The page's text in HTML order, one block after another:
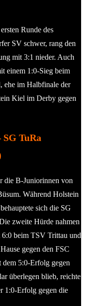
Runde des
SV schwer, rang den
mit 3:1 nieder. Auch
einem 1:0-Sieg beim
ehe im Halbfinale der
Kiel im Derby gegen
TuRa
die B-Juniorinnen von
Während Holstein
sich die SG
zweite Hürde nahmen
6:0 beim TSV Trittau und
gegen den FSC
5:0-Erfolg gegen
überlegen blieb, reichte
1:0-Erfolg gegen die